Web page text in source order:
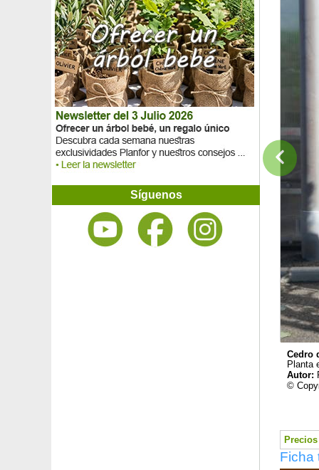
Ciprés de Lawson
Ciprés de Lawson 'Columnaris Glauca'
Ciprés de Lawson 'Ellwoodii'
Ciprés de Lawson 'Ellwood's Gold'
Ciprés de Leyland
Ciprés de los pantanos
Ciprés de Sawara 'Boulevard'
Ciprés Monterrey
Ciprés piramidal de Florencia
Ciruelo 'd'Ente', Ciruela de Agen
Ciruelo enano autofertil
Ciruelo 'Mirabelle de Nancy'
Ciruelo 'Quetsche d’Alsace'
Ciruelo 'Reine Claude d’Althan'
Ciruelo 'Reine Claude de Bavay'
Ciruelo 'Reine Claude dorée'
Síguenos
Cedro
Planta
Autor:
©
Ficha